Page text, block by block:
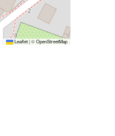
Leaflet|©OpenStreetMap